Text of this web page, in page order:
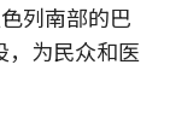
列南部的巴
，为民众和医